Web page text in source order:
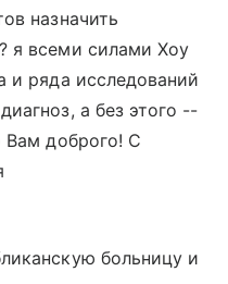
назначить
я всеми силами Хоу
и ряда исследований
а без этого --
Вам доброго! С
больницу и